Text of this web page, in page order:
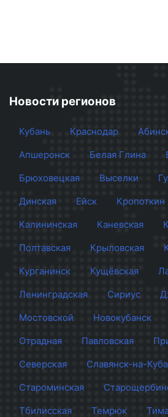
Новости регионов
Кубань Краснодар
Апшеронск
Белая Глина
Брюховецкая
Выселки
Динская
Ейск Кропоткин
Калининская
Каневская
Полтавская
Крыловская
Курганинск
Кущёвская
Ленинградская
Сириус
Мостовской
Новокубанск
Отрадная
Павловская
Северская
Славянск-на-
Староминская
Тбилисская
Темрюк